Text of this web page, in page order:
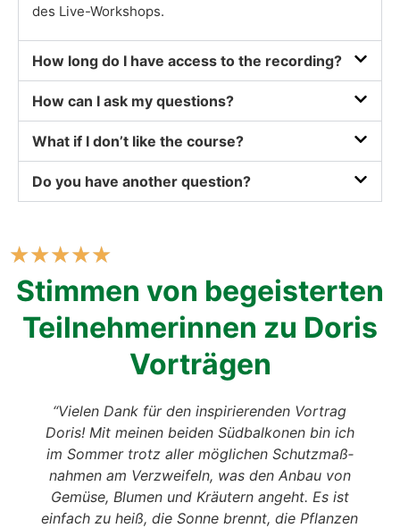
des Live-Work­shops.
How long do I have access to the recor­ding?
How can I ask my ques­ti­ons?
What if I don’t like the cour­se?
Do you have ano­ther ques­ti­on?
★★★★★
Stim­men von begeis­ter­ten
Teil­neh­me­rin­nen zu Doris
Vor­trä­gen
“Vie­len Dank für den inspi­rie­ren­den Vor­trag
Doris! Mit mei­nen bei­den Süd­bal­ko­nen bin ich
im Som­mer trotz aller mög­li­chen Schutz­maß­
nah­men am Ver­zwei­feln, was den Anbau von
Gemü­se, Blu­men und Kräu­tern angeht. Es ist
ein­fach zu heiß, die Son­ne brennt, die Pflan­zen